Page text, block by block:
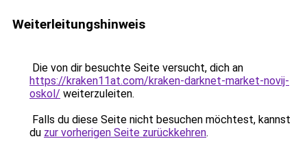
Weiterleitungshinweis
Die von dir besuchte Seite versucht, dich an
https://kraken11at.com/kraken-darknet-market-novij-
oskol/ weiterzuleiten.
Falls du diese Seite nicht besuchen möchtest, kannst
du zur vorherigen Seite zurückkehren.